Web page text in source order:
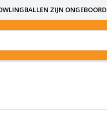
ZIJN ONGEBOORD